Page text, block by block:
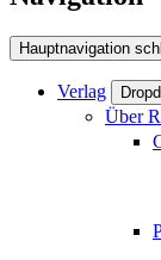
Hauptnavigation
Verlag
Über